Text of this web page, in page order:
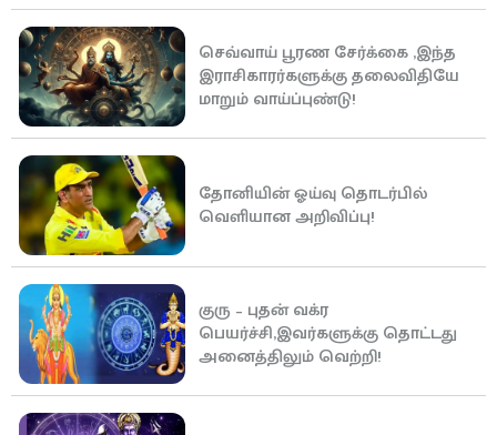
செவ்வாய் பூரண சேர்க்கை ,இந்த
இராசிகாரர்களுக்கு தலைவிதியே
மாறும் வாய்ப்புண்டு!
தோனியின் ஓய்வு தொடர்பில்
வெளியான அறிவிப்பு!
குரு – புதன் வக்ர
பெயர்ச்சி,இவர்களுக்கு தொட்டது
அனைத்திலும் வெற்றி!